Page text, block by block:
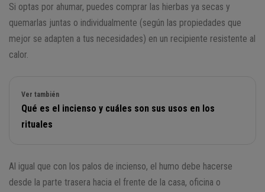
Si optas por ahumar, puedes comprar las hierbas ya secas y
quemarlas juntas o individualmente (según las propiedades que
mejor se adapten a tus necesidades) en un recipiente resistente al
calor.
Ver también
Qué es el incienso y cuáles son sus usos en los
rituales
Al igual que con los palos de incienso, el humo debe hacerse
desde la parte trasera hacia el frente de la casa, oficina o